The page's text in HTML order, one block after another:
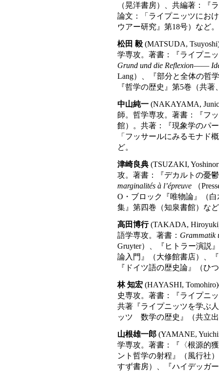
（晃洋書房）、共編著：『
論文：「ライプニッツにお
ウアー研究』第18号）など。
松田 毅 (MATSUDA,
学専攻。著書：『ライプニ
Grund und die Reflexion――
Lang）、『部分と全体の
『哲学の歴史』第5巻（共
中山純一 (NAKAYAMA,
師。哲学専攻。著書：『フ
館）。共著：『現象学のパ
「フッサールにみるモナド
ど。
津崎良典 (TSUZAKI,
攻。著書：『デカルトの憂
marginalités à l’épreuve
（
O・ブロック『唯物論』（
集』第四巻（知泉書館）な
高田博行(TAKADA,
語学専攻。著書： Grammatik
Gruyter）、『ヒトラー演説
論入門』（大修館書店）、
『ドイツ語の歴史論』（ひ
林 知宏 (HAYASHI,
史専攻。著書：『ライプニ
共著『ライプニッツを学ぶ
ッツ 数学の歴史』（共立
山根雄一郎 (YAMANE,
学専攻。著書：『〈根源的
ント哲学の射程』（風行社
すず書房）、『ハイデッガ